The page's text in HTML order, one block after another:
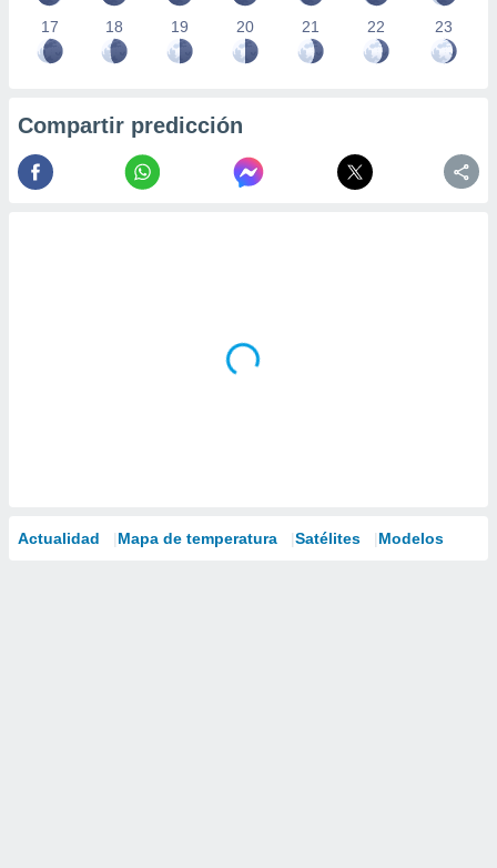
17 18 19 20 21 22 23
Compartir predicción
Actualidad Mapa de temperatura Satélites Modelos